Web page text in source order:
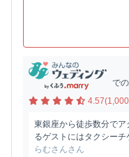
で
東銀座から徒歩数分で
るゲストにはタクシーチ
らむさんさん